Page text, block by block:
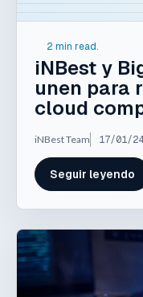
2 min read.
iNBest y
unen para
cloud
iNBest Team 17/01/
Seguir leyendo